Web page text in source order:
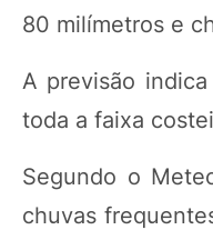
80 milímetros e
A previsão
toda a faixa
Segundo o
chuvas